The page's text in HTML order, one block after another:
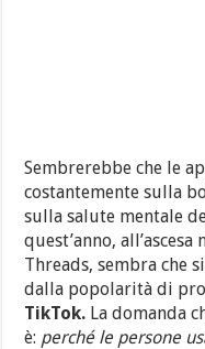
Sembrerebbe che le
costantemente sulla
sulla salute mentale
quest’anno,
Threads, sembra che
dalla popolarità di
TikTok. La domanda
è: perché le persone